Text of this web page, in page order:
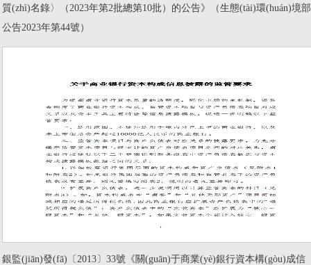
質(zhì)名錄〉（2023年第2批總第10批）的公告》（生態(tài)環(huán)境部
公告2023年第44號）
銀監(jiān)發(fā)〔2013〕33號《關(guān)于商業(yè)銀行資本構(gòu)成信